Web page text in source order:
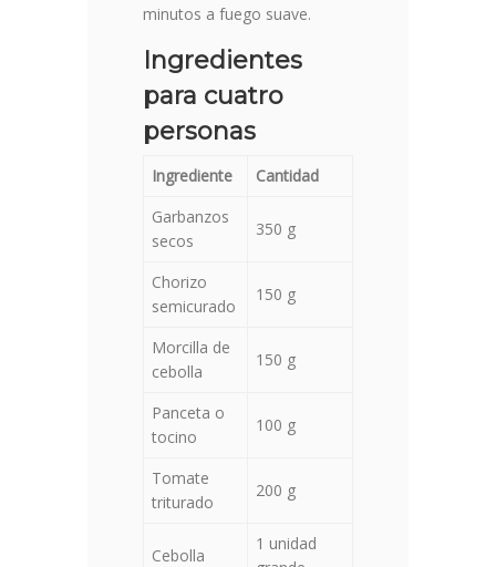
minutos a fuego suave.
Ingredientes
para cuatro
personas
Ingrediente
Cantidad
Garbanzos
secos
350 g
Chorizo
semicurado
150 g
Morcilla de
cebolla
150 g
Panceta o
tocino
100 g
Tomate
triturado
200 g
Cebolla
1 unidad